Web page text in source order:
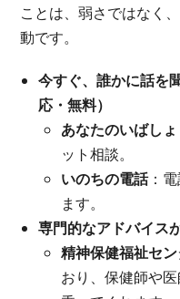
ことは、弱さではなく
動です。
今すぐ、誰かに話を
応・無料）
あなたのいばしょ
ット相談。
いのちの電話：
ます。
専門的なアドバイス
精神保健福祉セ
おり、保健師や